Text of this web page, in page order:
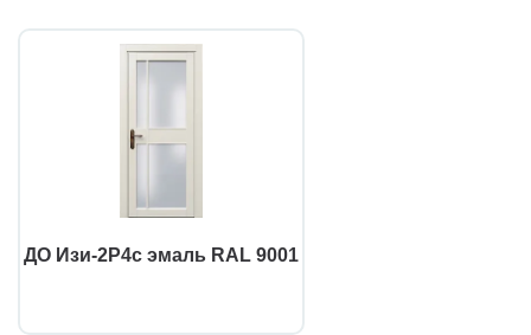
ДО Изи-2Р4с эмаль RAL 9001